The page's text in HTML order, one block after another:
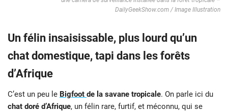
DailyGeekShow.com / Image Illustration
Un félin insaisissable, plus lourd qu’un
chat domestique, tapi dans les forêts
d’Afrique
C’est un peu le Bigfoot de la savane tropicale. On parle ici du
chat doré d’Afrique, un félin rare, furtif, et méconnu, qui se